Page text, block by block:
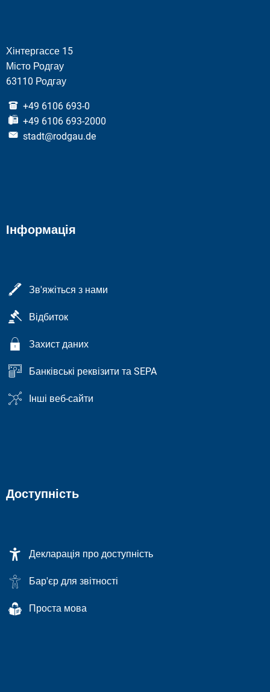
Хінтергассе 15
Місто Родгау
63110 Родгау
+49 6106 693-0
+49 6106 693-2000
stadt@rodgau.de
Інформація
Зв'яжіться з нами
Відбиток
Захист даних
Банківські реквізити та SEPA
Інші веб-сайти
Доступність
Декларація про доступність
Бар'єр для звітності
Проста мова